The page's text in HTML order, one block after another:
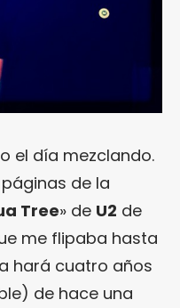
el día mezclando.
de la
Tree» de U2 de
me flipaba hasta
hará cuatro años
de hace una